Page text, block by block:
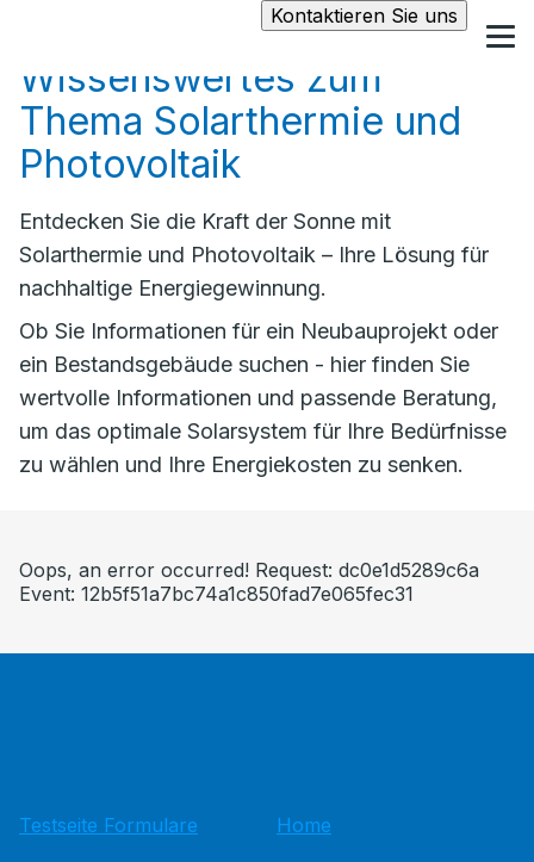
Kontaktieren Sie uns
Wissenswertes zum
Thema Solarthermie und
Photovoltaik
Entdecken Sie die Kraft der Sonne mit
Solarthermie und Photovoltaik – Ihre Lösung für
nachhaltige Energiegewinnung.
Ob Sie Informationen für ein Neubauprojekt oder
ein Bestandsgebäude suchen - hier finden Sie
wertvolle Informationen und passende Beratung,
um das optimale Solarsystem für Ihre Bedürfnisse
zu wählen und Ihre Energiekosten zu senken.
Oops, an error occurred! Request: dc0e1d5289c6a
Event: 12b5f51a7bc74a1c850fad7e065fec31
Testseite Formulare
Home